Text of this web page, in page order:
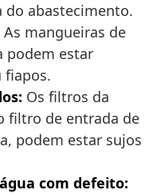
do abastecimento.
As mangueiras de
podem estar
fiapos.
Os filtros da
filtro de entrada de
podem estar sujos
com defeito: